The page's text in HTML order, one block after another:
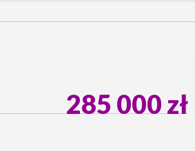
285 000 zł